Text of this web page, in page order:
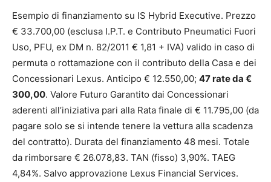
Esempio di finanziamento su IS Hybrid Executive. Prezzo
€ 33.700,00 (esclusa I.P.T. e Contributo Pneumatici Fuori
Uso, PFU, ex DM n. 82/2011 € 1,81 + IVA) valido in caso di
permuta o rottamazione con il contributo della Casa e dei
Concessionari Lexus. Anticipo € 12.550,00; 47 rate da €
300,00. Valore Futuro Garantito dai Concessionari
aderenti all’iniziativa pari alla Rata finale di € 11.795,00 (da
pagare solo se si intende tenere la vettura alla scadenza
del contratto). Durata del finanziamento 48 mesi. Totale
da rimborsare € 26.078,83. TAN (fisso) 3,90%. TAEG
4,84%. Salvo approvazione Lexus Financial Services.